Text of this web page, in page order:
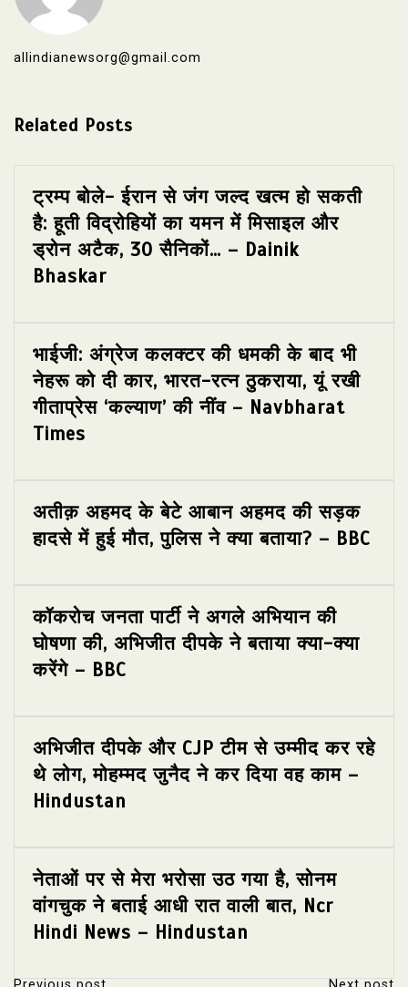
allindianewsorg@gmail.com
Related Posts
ट्रम्प बोले- ईरान से जंग जल्द खत्म हो सकती
है: हूती विद्रोहियों का यमन में मिसाइल और
ड्रोन अटैक, 30 सैनिकों… – Dainik
Bhaskar
भाईजी: अंग्रेज कलक्टर की धमकी के बाद भी
नेहरू को दी कार, भारत-रत्न ठुकराया, यूं रखी
गीताप्रेस ‘कल्याण’ की नींव – Navbharat
Times
अतीक़ अहमद के बेटे आबान अहमद की सड़क
हादसे में हुई मौत, पुलिस ने क्या बताया? – BBC
कॉकरोच जनता पार्टी ने अगले अभियान की
घोषणा की, अभिजीत दीपके ने बताया क्या-क्या
करेंगे – BBC
अभिजीत दीपके और CJP टीम से उम्मीद कर रहे
थे लोग, मोहम्मद जुनैद ने कर दिया वह काम –
Hindustan
नेताओं पर से मेरा भरोसा उठ गया है, सोनम
वांगचुक ने बताई आधी रात वाली बात, Ncr
Hindi News – Hindustan